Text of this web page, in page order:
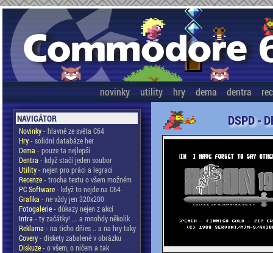
novinky utility hry dema dentra
NAVIGÁTOR
Novinky- hlavně ze světa C64
Hry- solidní databáze her
Dema - pouze ta nejlepší
Dentra - když stačí jeden soubor
Utility- nejen pro práci a legraci
Recenze- trocha textu o všem možném
PC Software- když to nejde na C64
Grafika - ne vždy jen 320x200
Fotogalerie- důkazy nejen z akcí
Intra - ty začátky! ... a mnohdy několik
Reklama - na ticho dňies .. a na hry taky
Covery- diskety zabalené v obrázku
Diskuze- o všem, o ničem a tak
DSPD -